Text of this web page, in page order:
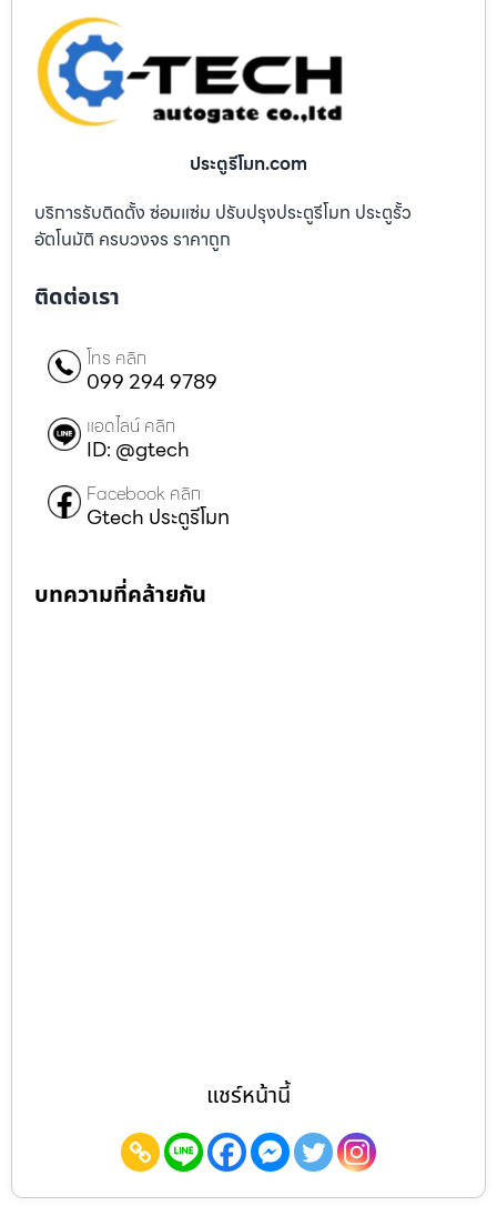
ประตูรีโมท.com
บริการรับติดตั้ง ซ่อมแซ่ม ปรับปรุงประตูรีโมท ประตูรั้ว
อัตโนมัติ ครบวงจร ราคาถูก
ติดต่อเรา
โทร คลิก
099 294 9789
แอดไลน์ คลิก
ID: @gtech
Facebook คลิก
Gtech ประตูรีโมท
บทความที่คล้ายกัน
แชร์หน้านี้